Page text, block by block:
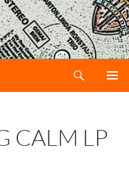
CALM LP